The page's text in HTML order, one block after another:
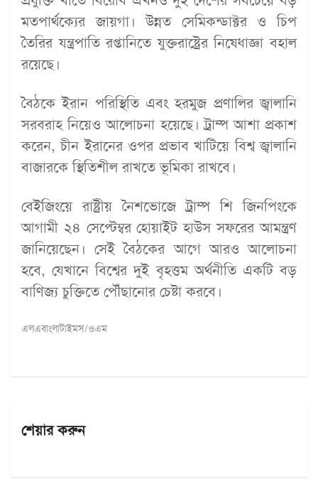
মতপার্থক্যের জায়গা। উন্নত সেমিকন্ডাক্টর ও চিপ
তৈরির যন্ত্রপাতি রপ্তানিতে যুক্তরাষ্ট্রের নিষেধাজ্ঞা বহাল
রয়েছে।
বৈঠকে ইরান পরিস্থিতি এবং হরমুজ প্রণালির জ্বালানি
সরবরাহ নিয়েও আলোচনা হয়েছে। ট্রাম্প আশা প্রকাশ
করেন, চীন ইরানের ওপর প্রভাব খাটিয়ে বিশ্ব জ্বালানি
বাজারকে স্থিতিশীল রাখতে ভূমিকা রাখবে।
বেইজিংয়ে রাষ্ট্রীয় নৈশভোজে ট্রাম্প শি জিনপিংকে
আগামী ২৪ সেপ্টেম্বর হোয়াইট হাউস সফরের আমন্ত্রণ
জানিয়েছেন। সেই বৈঠকের আগে আরও আলোচনা
হবে, যেখানে বিশ্বের দুই বৃহত্তম অর্থনীতি একটি বড়
বাণিজ্য চুক্তিতে পৌঁছানোর চেষ্টা করবে।
এলএবাংলাটাইমস/ওএম
শেয়ার করুন